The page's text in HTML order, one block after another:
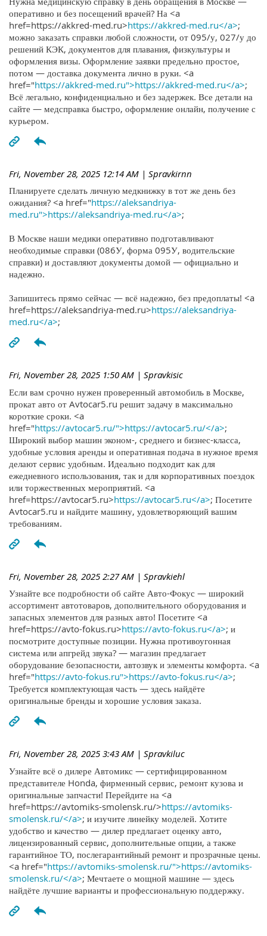
оперативно и без посещений врачей? На <a
href=https://akkred-med.ru>https://akkred-med.ru</a>;
можно заказать справки любой сложности, от 095/у, 027/у до
решений КЭК, документов для плавания, физкультуры и
оформления визы. Оформление заявки предельно простое,
потом — доставка документа лично в руки. <a
href="https://akkred-med.ru">https://akkred-med.ru</a>;
Всё легально, конфиденциально и без задержек. Все детали на
сайте — медсправка быстро, оформление онлайн, получение с
курьером.
Fri, November 28, 2025 12:14 AM | Spravkirnn
Планируете сделать личную медкнижку в тот же день без
ожидания? <a href="https://aleksandriya-
med.ru">https://aleksandriya-med.ru</a>;
В Москве наши медики оперативно подготавливают
необходимые справки (086У, форма 095У, водительские
справки) и доставляют документы домой — официально и
надежно.
Запишитесь прямо сейчас — всё надежно, без предоплаты! <a
href=https://aleksandriya-med.ru>https://aleksandriya-
med.ru</a>;
Fri, November 28, 2025 1:50 AM | Spravkisic
Если вам срочно нужен проверенный автомобиль в Москве,
прокат авто от Avtocar5.ru решит задачу в максимально
короткие сроки. <a
href="https://avtocar5.ru/">https://avtocar5.ru/</a>;
Широкий выбор машин эконом-, среднего и бизнес-класса,
удобные условия аренды и оперативная подача в нужное время
делают сервис удобным. Идеально подходит как для
ежедневного использования, так и для корпоративных поездок
или торжественных мероприятий. <a
href=https://avtocar5.ru>https://avtocar5.ru</a>; Посетите
Avtocar5.ru и найдите машину, удовлетворяющий вашим
требованиям.
Fri, November 28, 2025 2:27 AM | Spravkiehl
Узнайте все подробности об сайте Авто-Фокус — широкий
ассортимент автотоваров, дополнительного оборудования и
запасных элементов для разных авто! Посетите <a
href=https://avto-fokus.ru>https://avto-fokus.ru</a>; и
посмотрите доступные позиции. Нужна противоугонная
система или апгрейд звука? — магазин предлагает
оборудование безопасности, автозвук и элементы комфорта. <a
href="https://avto-fokus.ru">https://avto-fokus.ru</a>;
Требуется комплектующая часть — здесь найдёте
оригинальные бренды и хорошие условия заказа.
Fri, November 28, 2025 3:43 AM | Spravkiluc
Узнайте всё о дилере Автомикс — сертифицированном
представителе Honda, фирменный сервис, ремонт кузова и
оригинальные запчасти! Перейдите на <a
href=https://avtomiks-smolensk.ru/>https://avtomiks-
smolensk.ru/</a>; и изучите линейку моделей. Хотите
удобство и качество — дилер предлагает оценку авто,
лицензированный сервис, дополнительные опции, а также
гарантийное ТО, послегарантийный ремонт и прозрачные цены.
<a href="https://avtomiks-smolensk.ru/">https://avtomiks-
smolensk.ru/</a>; Мечтаете о мощной машине — здесь
найдёте лучшие варианты и профессиональную поддержку.